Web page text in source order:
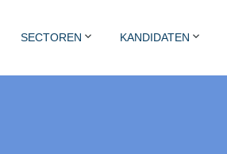
SECTOREN KANDIDATEN